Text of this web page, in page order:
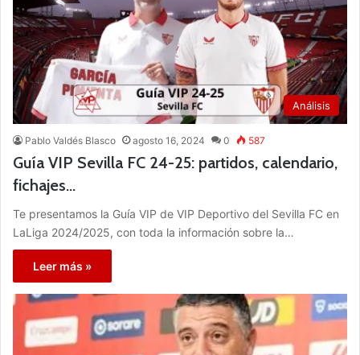
Análisis
Pablo Valdés Blasco agosto 16, 2024 0 587
Guía VIP Sevilla FC 24-25: partidos, calendario,
fichajes…
Te presentamos la Guía VIP de VIP Deportivo del Sevilla FC en
LaLiga 2024/2025, con toda la información sobre la…
Leer más »